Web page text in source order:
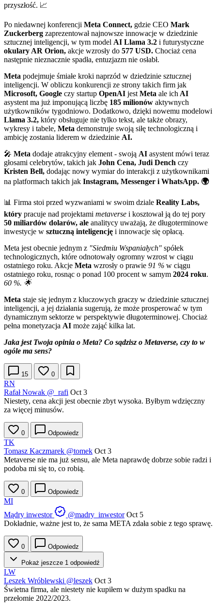
przyszłość. 📈
Po niedawnej konferencji Meta Connect, gdzie CEO Mark
Zuckerberg zaprezentował najnowsze innowacje w dziedzinie
sztucznej inteligencji, w tym model AI Llama 3.2 i futurystyczne
okulary AR Orion, akcje wzrosły do 577 USD. Chociaż cena
następnie nieznacznie spadła, entuzjazm nie osłabł.
Meta podejmuje śmiałe kroki naprzód w dziedzinie sztucznej
inteligencji. W obliczu konkurencji ze strony takich firm jak
Microsoft, Google czy startup OpenAI jest Meta ale ich AI
asystent ma już imponującą liczbę 185 milionów aktywnych
użytkowników tygodniowo. Dodatkowo, dzięki nowemu modelowi
Llama 3.2, który obsługuje nie tylko tekst, ale także obrazy,
wykresy i tabele, Meta demonstruje swoją siłę technologiczną i
ambicję zostania liderem w dziedzinie AI.
🎤 Meta dodaje atrakcyjny element - swoją AI asystent mówi teraz
głosami celebrytów, takich jak John Cena, Judi Dench czy
Kristen Bell, dodając nowy wymiar do interakcji z użytkownikami
na platformach takich jak Instagram, Messenger i WhatsApp. 🌍
📊 Firma stoi przed wyzwaniami w swoim dziale Reality Labs,
który pracuje nad projektami metaverse i kosztował ją do tej pory
50 miliardów dolarów, ale analitycy uważają, że długoterminowe
inwestycje w sztuczną inteligencję i innowacje się opłacą.
Meta jest obecnie jednym z "Siedmiu Wspaniałych" spółek
technologicznych, które odnotowały ogromny wzrost w ciągu
ostatniego roku. Akcje Meta wzrosły o prawie 91 % w ciągu
ostatniego roku, rosnąc o ponad 100 procent w samym 2024 roku.
60 %. 🌟
Meta staje się jednym z kluczowych graczy w dziedzinie sztucznej
inteligencji, a jej działania sugerują, że może prosperować w tym
dynamicznym sektorze w perspektywie długoterminowej. Chociaż
pełna monetyzacja AI może zająć kilka lat.
Jaka jest Twoja opinia o Meta? Co sądzisz o Metaverse, czy to w
ogóle ma sens?
15 0
RN
Rafał Nowak @_rafi Oct 3
Niestety, cena akcji jest obecnie zbyt wysoka. Byłbym wdzięczny
za więcej minusów.
0 Odpowiedz
TK
Tomasz Kaczmarek @tomek Oct 3
Metaverse nie ma już sensu, ale Meta naprawdę dobrze sobie radzi i
podoba mi się to, co robią.
0 Odpowiedz
MI
Mądry inwestor
@madry_inwestor Oct 5
Dokładnie, ważne jest to, że sama META zdała sobie z tego sprawę.
0 Odpowiedz
Pokaż jeszcze 1 odpowiedź
LW
Leszek Wróblewski @leszek Oct 3
Świetna firma, ale niestety nie kupiłem w dużym spadku na
przełomie 2022/2023.